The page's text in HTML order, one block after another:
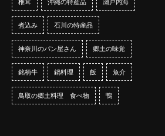
椎茸 沖縄の特産品 瀬戸内海
煮込み 石川の特産品
神奈川のパン屋さん 郷土の味覚
銘柄牛 鍋料理 飯 魚介
鳥取の郷土料理 食べ物 鴨